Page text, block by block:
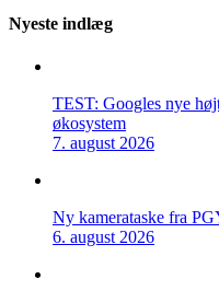
Nyeste indlæg
TEST: Googles nye
økosystem
7. august 2026
Ny kamerataske fra
6. august 2026